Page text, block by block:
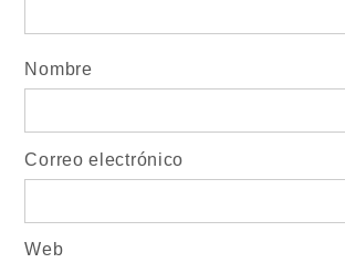
Nombre
Correo electrónico
Web